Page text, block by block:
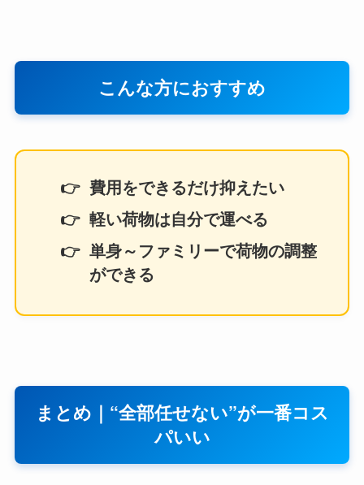
こんな方におすすめ
費用をできるだけ抑えたい
軽い荷物は自分で運べる
単身～ファミリーで荷物の調整
ができる
まとめ｜“全部任せない”が一番コス
パいい